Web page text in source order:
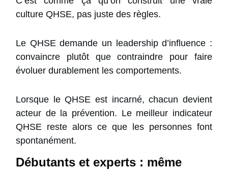
culture QHSE, pas juste des règles.
Le QHSE demande un leadership d’influence :
convaincre plutôt que contraindre pour faire
évoluer durablement les comportements.
Lorsque le QHSE est incarné, chacun devient
acteur de la prévention. Le meilleur indicateur
QHSE reste alors ce que les personnes font
spontanément.
Débutants et experts : même